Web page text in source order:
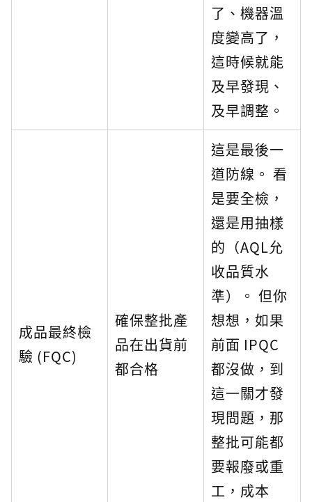
了、機器溫
度變高了，
這時候就能
及早發現、
及早調整。
成品最終檢
驗 (FQC)
確保整批產
品在出貨前
都合格
這是最後一
道防線。 看
是要全檢，
還是用抽樣
的（AQL允
收品質水
準）。 但你
想想，如果
前面 IPQC
都沒做，到
這一關才發
現問題，那
整批可能都
要報廢或重
工，成本